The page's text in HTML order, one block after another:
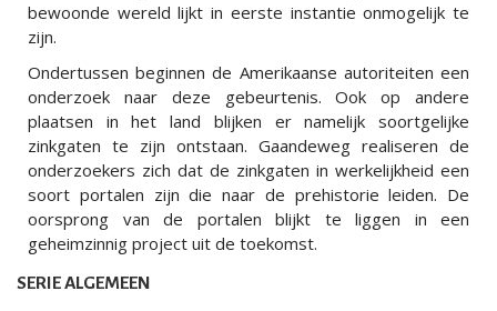
bewoonde wereld lijkt in eerste instantie onmogelijk te
zijn.
Ondertussen beginnen de Amerikaanse autoriteiten een
onderzoek naar deze gebeurtenis. Ook op andere
plaatsen in het land blijken er namelijk soortgelijke
zinkgaten te zijn ontstaan. Gaandeweg realiseren de
onderzoekers zich dat de zinkgaten in werkelijkheid een
soort portalen zijn die naar de prehistorie leiden. De
oorsprong van de portalen blijkt te liggen in een
geheimzinnig project uit de toekomst.
SERIE ALGEMEEN